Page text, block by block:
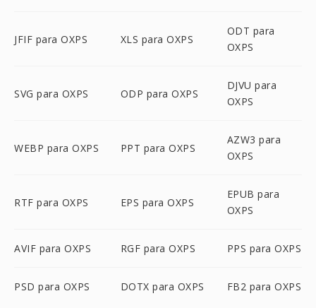
JFIF para OXPS XLS para OXPS
ODT para
OXPS
SVG para OXPS ODP para OXPS
DJVU para
OXPS
WEBP para OXPS PPT para OXPS
AZW3 para
OXPS
RTF para OXPS EPS para OXPS
EPUB para
OXPS
AVIF para OXPS RGF para OXPS PPS para OXPS
PSD para OXPS DOTX para OXPS FB2 para OXPS